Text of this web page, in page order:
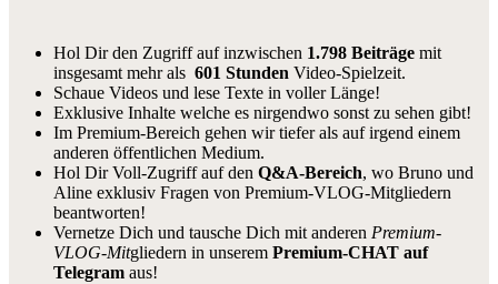
Hol Dir den Zugriff auf inzwischen 1.798 Beiträge mit
insgesamt mehr als 601 Stunden Video-Spielzeit.
Schaue Videos und lese Texte in voller Länge!
Exklusive Inhalte welche es nirgendwo sonst zu sehen gibt!
Im Premium-Bereich gehen wir tiefer als auf irgend einem
anderen öffentlichen Medium.
Hol Dir Voll-Zugriff auf den Q&A-Bereich, wo Bruno und
Aline exklusiv Fragen von Premium-VLOG-Mitgliedern
beantworten!
Vernetze Dich und tausche Dich mit anderen Premium-
VLOG-Mitgliedern in unserem Premium-CHAT auf
Telegram aus!